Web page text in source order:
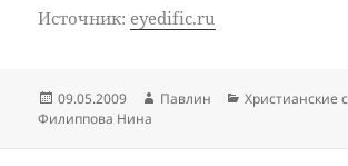
Источник: eyedific.ru
Опубликовано
09.05.2009 Автор
Павлин Рубрики
Христианские
Филиппова Нина